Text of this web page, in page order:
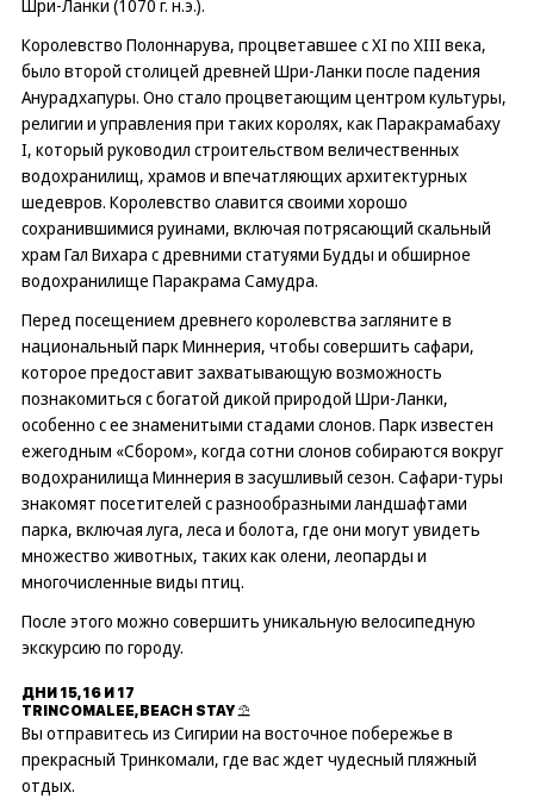
Шри-Ланки (1070 г. н.э.).
Королевство Полоннарува, процветавшее с XI по XIII века,
было второй столицей древней Шри-Ланки после падения
Анурадхапуры. Оно стало процветающим центром культуры,
религии и управления при таких королях, как Паракрамабаху
I, который руководил строительством величественных
водохранилищ, храмов и впечатляющих архитектурных
шедевров. Королевство славится своими хорошо
сохранившимися руинами, включая потрясающий скальный
храм Гал Вихара с древними статуями Будды и обширное
водохранилище Паракрама Самудра.
Перед посещением древнего королевства загляните в
национальный парк Миннерия, чтобы совершить сафари,
которое предоставит захватывающую возможность
познакомиться с богатой дикой природой Шри-Ланки,
особенно с ее знаменитыми стадами слонов. Парк известен
ежегодным «Сбором», когда сотни слонов собираются вокруг
водохранилища Миннерия в засушливый сезон. Сафари-туры
знакомят посетителей с разнообразными ландшафтами
парка, включая луга, леса и болота, где они могут увидеть
множество животных, таких как олени, леопарды и
многочисленные виды птиц.
После этого можно совершить уникальную велосипедную
экскурсию по городу.
ДНИ 15, 16 И 17
TRINCOMALEE, BEACH STAY ⛱
Вы отправитесь из Сигирии на восточное побережье в
прекрасный Тринкомали, где вас ждет чудесный пляжный
отдых.